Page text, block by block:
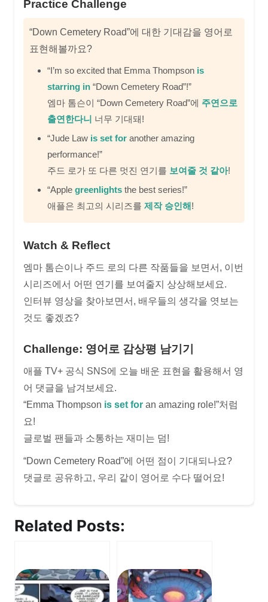
Practice Challenge
“Down Cemetery Road”에 대한 기대감을 영어로
표현해볼까요?
“I’m so excited that Emma Thompson is
starring in “Down Cemetery Road”!”
엠마 톰슨이 “Down Cemetery Road”에 주연으로
출연한다니 너무 기대돼!
“Jude Law is set for another amazing
performance!”
주드 로가 또 다른 멋진 연기를 보여줄 것 같아!
“Apple greenlights the best series!”
애플은 최고의 시리즈를 제작 승인해!
Watch & Reflect
엠마 톰슨이나 주드 로의 다른 작품들을 보면서, 이번
시리즈에서 어떤 연기를 보여줄지 상상해보세요.
인터뷰 영상을 찾아보면서, 배우들의 생각을 엿보는
것도 좋겠죠?
Challenge: 영어로 감상평 남기기
애플 TV+ 공식 SNS에 오늘 배운 표현을 활용해서 영
어 댓글을 남겨보세요.
“Emma Thompson is set for an amazing role!”처럼
요!
글로벌 팬들과 소통하는 재미는 덤!
“Down Cemetery Road”에 어떤 점이 기대되나요?
댓글로 공유하고, 우리 같이 영어로 수다 떨어요!
Related Posts: